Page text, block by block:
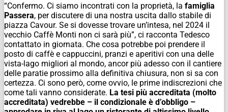
“Confermo. Ci siamo incontrati con la proprietà, la famiglia
Passera, per discutere di una nostra uscita dallo stabile di
piazza Cavour. Se si dovesse trovare un’intesa, nel 2024 il
vecchio Caffè Monti non ci sarà più”, ci racconta Tedesco
contattato in giornata. Che cosa potrebbe poi prendere il
posto di caffè e cappuccini, pranzi e aperitivi con una delle
vista-lago migliori al mondo, ancor più adesso con il cantiere
delle paratie prossimo alla definitiva chiusura, non si sa con
certezza. Ci sono però, come ovvio, le prime indiscrezioni che
come tali vanno considerate. La tesi più accreditata (molto
accreditata) vedrebbe – il condizionale è d’obbligo –